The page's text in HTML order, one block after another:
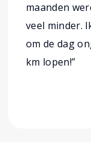
maanden
veel minder.
om de dag
km lopen!”